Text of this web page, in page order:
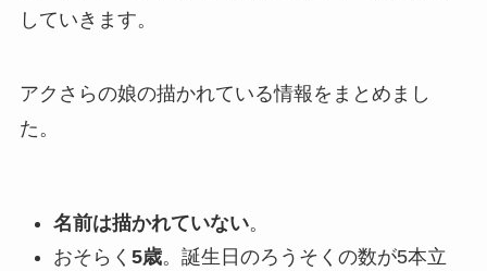
していきます。
アクさらの娘の描かれている情報をまとめまし
た。
名前は描かれていない。
おそらく5歳。誕生日のろうそくの数が5本立